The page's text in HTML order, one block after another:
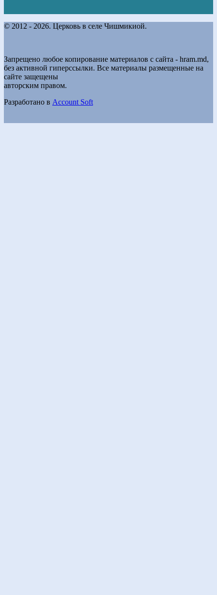
© 2012 - 2026. Церковь в селе Чишмикиой.
Запрещено любое копирование материалов с сайта - hram.md,
без активной гиперссылки. Все материалы размещенные на
сайте защещены
авторским правом.
Разработано в Account Soft